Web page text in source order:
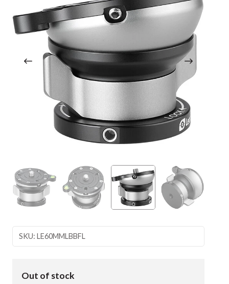
SKU: LE60MMLBBFL
Out of stock